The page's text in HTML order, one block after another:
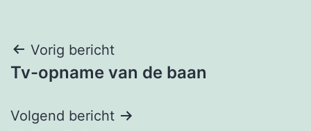
Berichtnavigatie
Vorig bericht
Tv-opname van de baan
Volgend bericht